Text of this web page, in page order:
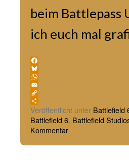
beim Battlepass
ich euch mal
Facebook
Bluesky
WhatsApp
Email
Copy
Link
Teilen
Veröffentlicht unter Battlefield
Battlefield 6, Battlefield
Kommentar